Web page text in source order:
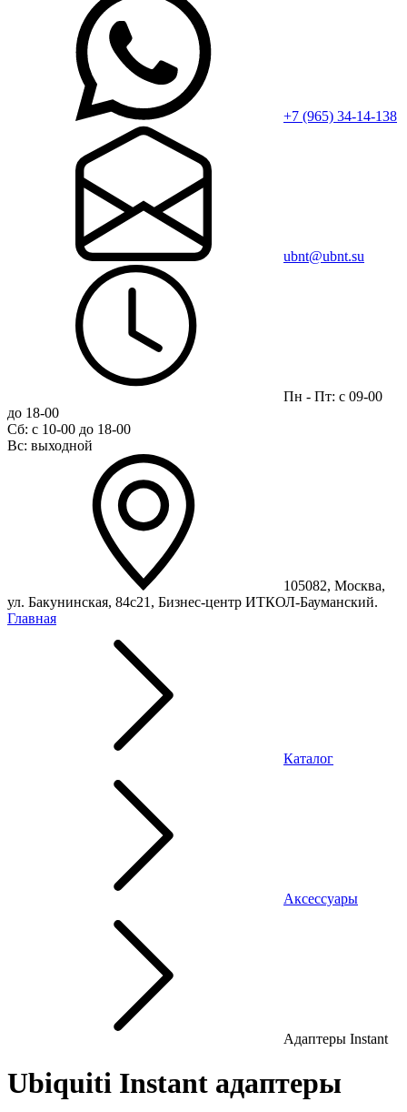
+7 (965) 34-14-138
ubnt@ubnt.su
Пн - Пт: с 09-00
до 18-00
Сб: с 10-00 до 18-00
Вс: выходной
105082, Москва,
ул. Бакунинская, 84с21, Бизнес-центр ИТКОЛ-Бауманский.
Главная
Каталог
Аксессуары
Адаптеры Instant
Ubiquiti Instant адаптеры